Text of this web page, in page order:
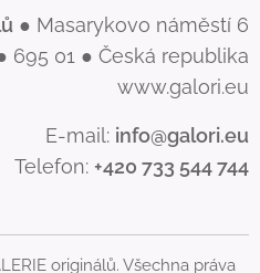
● Masarykovo náměstí 6
695 01 ● Česká republika
www.galori.eu
E-mail: info@galori.eu
Telefon: +420 733 544 744
originálů. Všechna práva